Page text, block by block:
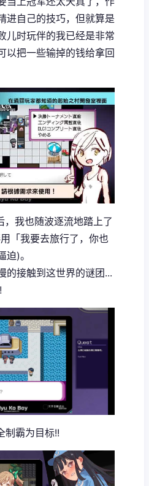
进自己的技巧，但就算是
儿时玩伴的我已经是非常
以把一些输掉的钱给拿回
我也随波逐流地踏上了
「我要去旅行了，你也
)。
的接触到这世界的谜团...
制霸为目标!!